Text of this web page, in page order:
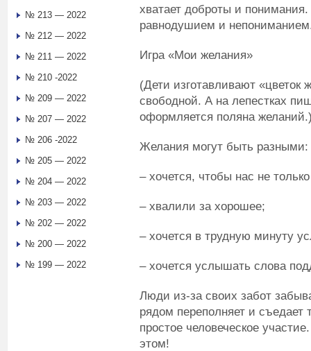
хватает доброты и
равнодушием и
Игра «Мои желания»
(Дети изготавливают «цветок
свободной. А на лепестках
оформляется поляна
Желания могут быть разными:
– хочется, чтобы нас не
– хвалили за хорошее;
– хочется в трудную минуту
– хочется услышать слова
Люди из-за своих забот
рядом переполняет и съедает
простое человеческое
этом!
№ 213 — 2022
№ 212 — 2022
№ 211 — 2022
№ 210 -2022
№ 209 — 2022
№ 207 — 2022
№ 206 -2022
№ 205 — 2022
№ 204 — 2022
№ 203 — 2022
№ 202 — 2022
№ 200 — 2022
№ 199 — 2022